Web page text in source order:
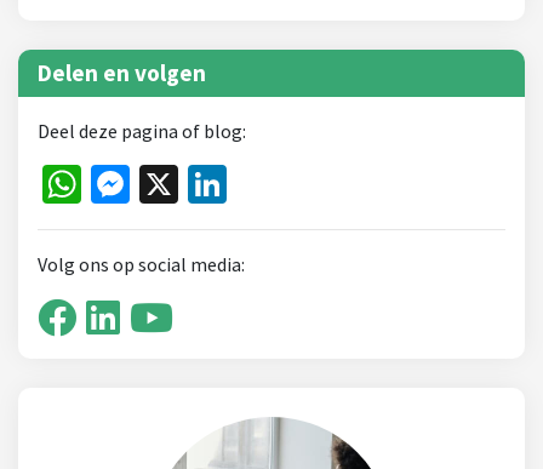
Delen en volgen
Deel deze pagina of blog:
WhatsApp
Messenger
X
Volg ons op social media: